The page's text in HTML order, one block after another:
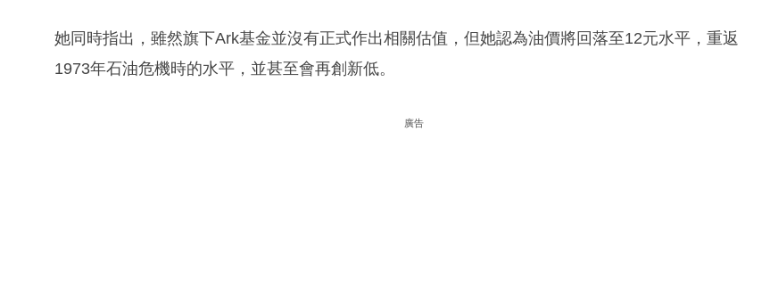
她同時指出，雖然旗下Ark基金並沒有正式作出相關估值，但她認為油價將回落至12元水平，重返
1973年石油危機時的水平，並甚至會再創新低。
廣告